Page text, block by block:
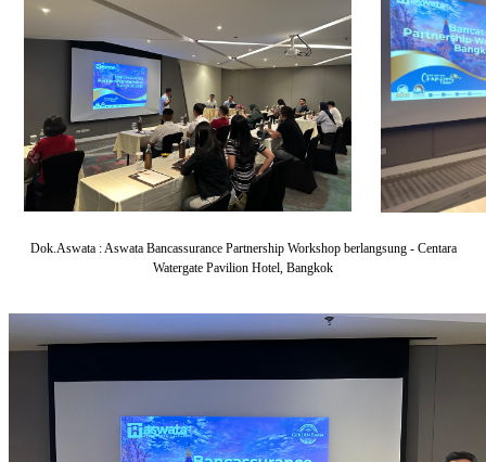
Dok.Aswata : Aswata Bancassurance Partnership Workshop berlangsung - Centara
Watergate Pavilion Hotel, Bangkok